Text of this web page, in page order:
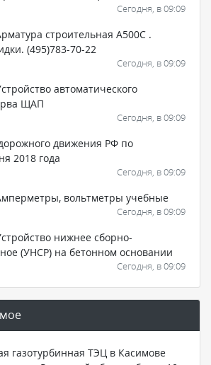
Сегодня, в 09:09
строительная А500C .
(495)783-70-22
Сегодня, в 09:09
автоматического
ЩАП
Сегодня, в 09:09
движения РФ по
2018 года
Сегодня, в 09:09
вольтметры учебные
Сегодня, в 09:09
нижнее сборно-
(УНСР) на бетонном основании
Сегодня, в 09:09
газотурбинная ТЭЦ в Касимове